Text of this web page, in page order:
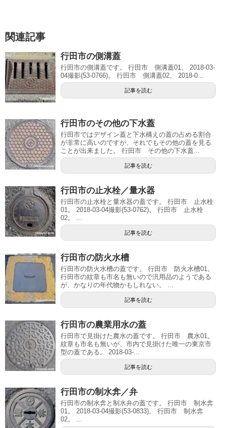
関連記事
行田市の側溝蓋
行田市の側溝蓋です。 行田市 側溝蓋01。 2018-03-
04撮影(53-0766)。 行田市 側溝蓋02。 2018-0...
記事を読む
行田市のその他の下水蓋
行田市ではデザイン蓋と下水構えの蓋の占める割合
が非常に高いのですが、それでもその他の蓋を見る
ことが出来ました。 行田市 その他の下水蓋...
記事を読む
行田市の止水栓／量水器
行田市の止水栓と量水器の蓋です。 行田市 止水栓
01。 2018-03-04撮影(53-0762)。 行田市 止水栓
02。 ...
記事を読む
行田市の防火水槽
行田市の防火水槽の蓋です。 行田市 防火水槽01。
行田市の紋章も市名も無いので汎用品のようである
が、かなりの年代物かもしれない。 ...
記事を読む
行田市の農業用水の蓋
行田市で見掛けた農水の蓋です。 行田市 農水01。
紋章も市名も無いが、市内で見掛けた唯一の東京市
型の蓋である。 2018-03-...
記事を読む
行田市の制水弇／弁
行田市の制水弇と制水弁の蓋です。 行田市 制水弇
01。 2018-03-04撮影(53-0833)。 行田市 制水弇
02。 ...